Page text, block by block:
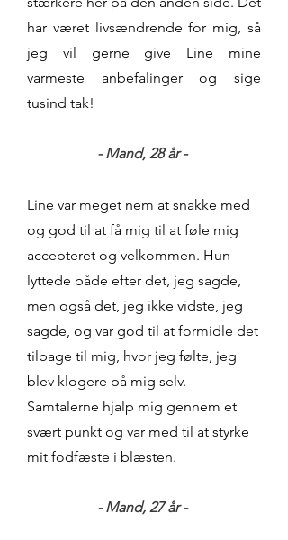
har været livsændrende for mig, så
jeg vil gerne give Line mine
varmeste anbefalinger og sige
tusind tak!
- Mand, 28 år -
Line var meget nem at snakke med
og god til at få mig til at føle mig
accepteret og velkommen. Hun
lyttede både efter det, jeg sagde,
men også det, jeg ikke vidste, jeg
sagde, og var god til at formidle det
tilbage til mig, hvor jeg følte, jeg
blev klogere på mig selv.
Samtalerne hjalp mig gennem et
svært punkt og var med til at styrke
mit fodfæste i blæsten.
- Mand, 27år -